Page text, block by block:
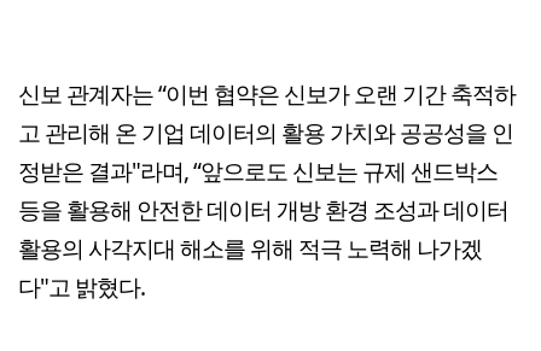
신보 관계자는 “이번 협약은 신보가 오랜 기간 축적하
고 관리해 온 기업 데이터의 활용 가치와 공공성을 인
정받은 결과"라며, “앞으로도 신보는 규제 샌드박스
등을 활용해 안전한 데이터 개방 환경 조성과 데이터
활용의 사각지대 해소를 위해 적극 노력해 나가겠
다"고 밝혔다.